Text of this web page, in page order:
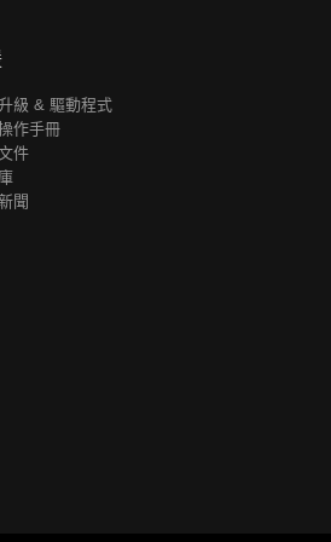
級 & 驅動程式
作手冊
件
聞